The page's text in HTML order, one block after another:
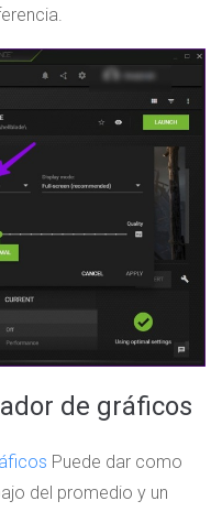
de gráficos
Puede dar como
del promedio y un